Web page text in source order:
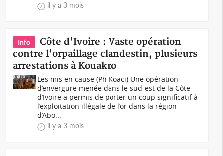
il y a 3 mois
Info
Côte d'Ivoire : Vaste opération
contre l'orpaillage clandestin, plusieurs
arrestations à Kouakro
Les mis en cause (Ph Koaci) Une opération
d’envergure menée dans le sud-est de la Côte
d’Ivoire a permis de porter un coup significatif à
l’exploitation illégale de l’or dans la région
d’Abo...
il y a 3 mois